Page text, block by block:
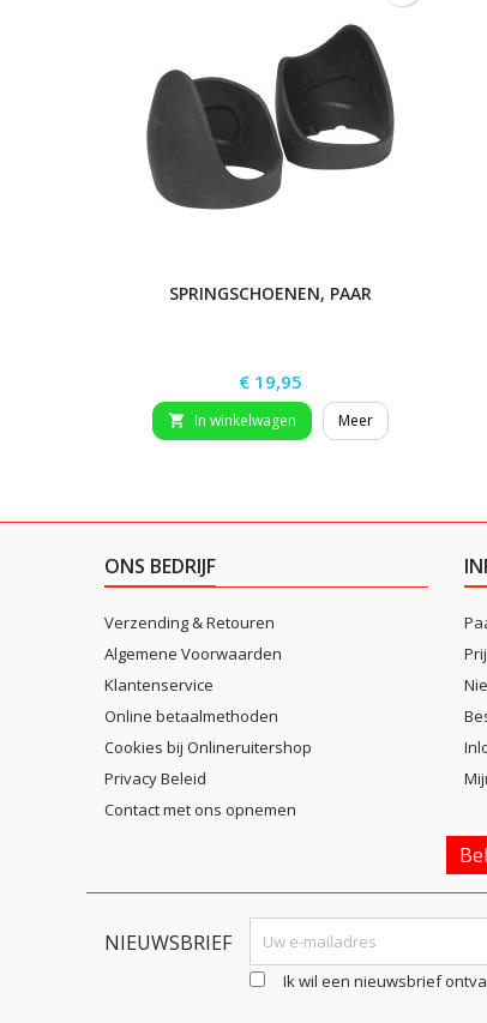
SPRINGSCHOENEN, PAAR
Prijs
€ 19,95
 In winkelwagen Meer
ONS BEDRIJF
Verzending & Retouren
Algemene Voorwaarden
Klantenservice
Online betaalmethoden
Cookies bij Onlineruitershop
Privacy Beleid
Contact met ons opnemen
NIEUWSBRIEF
Ik wil een nieuwsbrief